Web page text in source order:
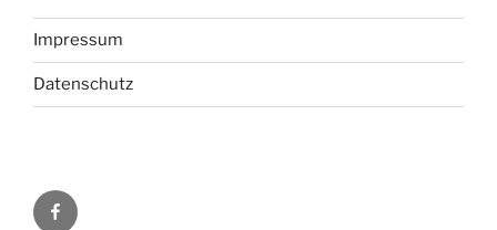
Impressum
Datenschutz
Facebook